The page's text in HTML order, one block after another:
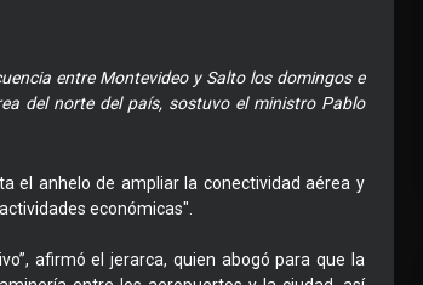
entre Montevideo y Salto los domingos e
del norte del país, sostuvo el ministro Pablo
el anhelo de ampliar la conectividad aérea y
económicas".
afirmó el jerarca, quien abogó para que la